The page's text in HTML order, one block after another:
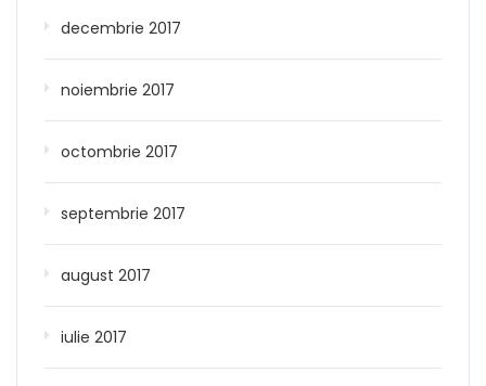
decembrie 2017
noiembrie 2017
octombrie 2017
septembrie 2017
august 2017
iulie 2017